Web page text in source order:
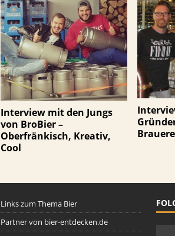
Interview mit den Jungs
von BroBier –
Oberfränkisch, Kreativ,
Cool
Links zum Thema Bier
Partner von bier-entdecken.de